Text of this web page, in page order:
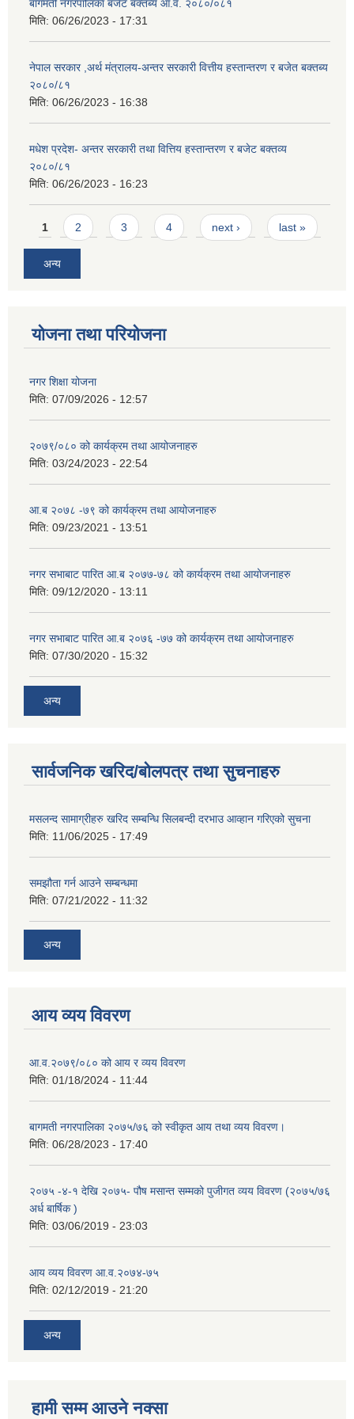
बागमती नगरपालिका बजेट बक्तब्य आ.व. २०८०/०८१
मिति: 06/26/2023 - 17:31
नेपाल सरकार ,अर्थ मंत्रालय-अन्तर सरकारी वित्तीय हस्तान्तरण र बजेत बक्तब्य
२०८०/८१
मिति: 06/26/2023 - 16:38
मधेश प्रदेश- अन्तर सरकारी तथा वित्तिय हस्तान्तरण र बजेट बक्तव्य
२०८०/८१
मिति: 06/26/2023 - 16:23
Pages
1 2 3 4 next › last »
अन्य
योजना तथा परियोजना
नगर शिक्षा योजना
मिति: 07/09/2026 - 12:57
२०७९/०८० को कार्यक्रम तथा आयोजनाहरु
मिति: 03/24/2023 - 22:54
आ.ब २०७८ -७९ को कार्यक्रम तथा आयोजनाहरु
मिति: 09/23/2021 - 13:51
नगर सभाबाट पारित आ.ब २०७७-७८ को कार्यक्रम तथा आयोजनाहरु
मिति: 09/12/2020 - 13:11
नगर सभाबाट पारित आ.ब २०७६ -७७ को कार्यक्रम तथा आयोजनाहरु
मिति: 07/30/2020 - 15:32
अन्य
सार्वजनिक खरिद/बोलपत्र तथा सुचनाहरु
मसलन्द सामाग्रीहरु खरिद सम्बन्धि सिलबन्दी दरभाउ आव्हान गरिएको सुचना
मिति: 11/06/2025 - 17:49
समझौता गर्न आउने सम्बन्धमा
मिति: 07/21/2022 - 11:32
अन्य
आय व्यय विवरण
आ.व.२०७९/०८० को आय र व्यय विवरण
मिति: 01/18/2024 - 11:44
बागमती नगरपालिका २०७५/७६ को स्वीकृत आय तथा व्यय विवरण।
मिति: 06/28/2023 - 17:40
२०७५ -४-१ देखि २०७५- पौष मसान्त सम्मको पुजीगत व्यय विवरण (२०७५/७६
अर्ध बार्षिक )
मिति: 03/06/2019 - 23:03
आय व्यय विवरण आ.व.२०७४-७५
मिति: 02/12/2019 - 21:20
अन्य
हामी सम्म आउने नक्सा